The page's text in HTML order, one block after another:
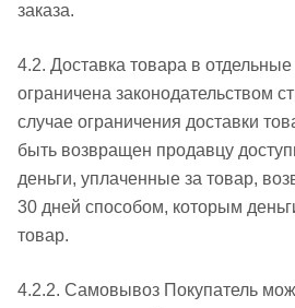
заказа.
4.2. Доставка товара в
ограничена законодательством
случае ограничения доставки
быть возвращен продавцу
деньги, уплаченные за товар,
30 дней способом, которым
товар.
4.2.2. Самовывоз Покупатель